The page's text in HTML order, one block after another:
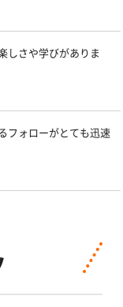
しさや学びがありま
フォローがとても迅速